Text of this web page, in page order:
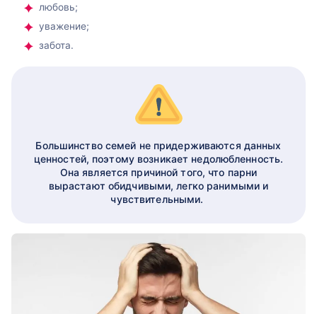
любовь;
уважение;
забота.
Большинство семей не придерживаются данных
ценностей, поэтому возникает недолюбленность.
Она является причиной того, что парни
вырастают обидчивыми, легко ранимыми и
чувствительными.